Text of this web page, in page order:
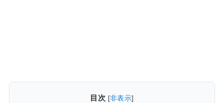
目次 [非表示]